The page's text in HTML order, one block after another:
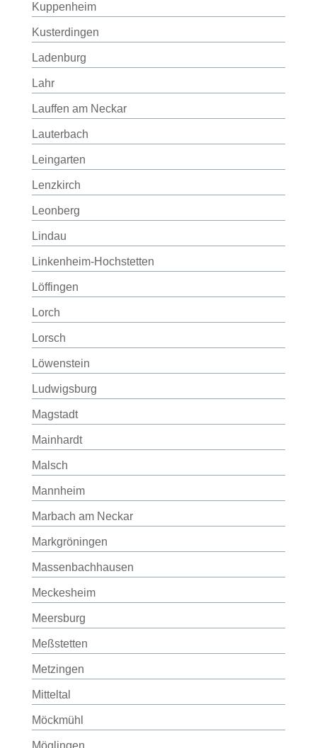
Kuppenheim
Kusterdingen
Ladenburg
Lahr
Lauffen am Neckar
Lauterbach
Leingarten
Lenzkirch
Leonberg
Lindau
Linkenheim-Hochstetten
Löffingen
Lorch
Lorsch
Löwenstein
Ludwigsburg
Magstadt
Mainhardt
Malsch
Mannheim
Marbach am Neckar
Markgröningen
Massenbachhausen
Meckesheim
Meersburg
Meßstetten
Metzingen
Mitteltal
Möckmühl
Möglingen